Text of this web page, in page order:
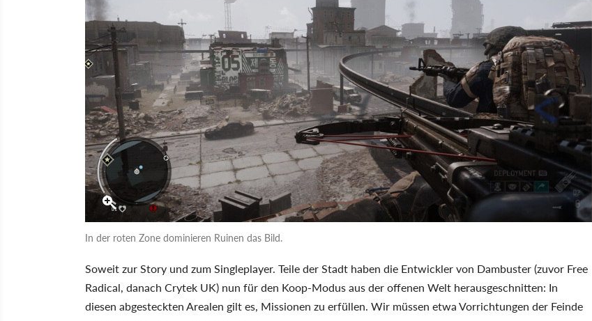
In der roten Zone dominieren Ruinen das Bild.
Soweit zur Story und zum Singleplayer. Teile der Stadt haben die Entwickler von Dambuster (zuvor Free
Radical, danach Crytek UK) nun für den Koop-Modus aus der offenen Welt herausgeschnitten: In
diesen abgesteckten Arealen gilt es, Missionen zu erfüllen. Wir müssen etwa Vorrichtungen der Feinde